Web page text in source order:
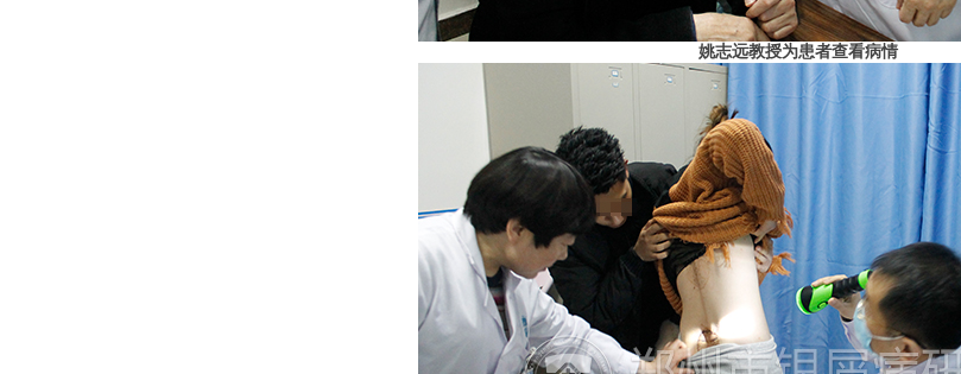
姚志远教授为患者查看病情